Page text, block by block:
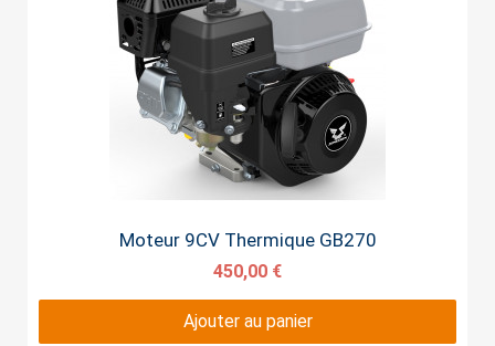
Aperçu rapide
Moteur 9CV Thermique GB270
450,00 €
Ajouter au panier